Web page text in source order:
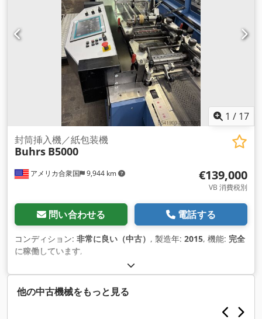
1 / 17
アメリカ合衆国 9,944 km
封筒挿入機／紙包装機
Buhrs B5000
€139,000
VB 消費税別
問い合わせる 電話する
コンディション: 非常に良い（中古） , 製造年: 2015, 機能: 完全
に稼働しています,
他の中古機械をもっと見る